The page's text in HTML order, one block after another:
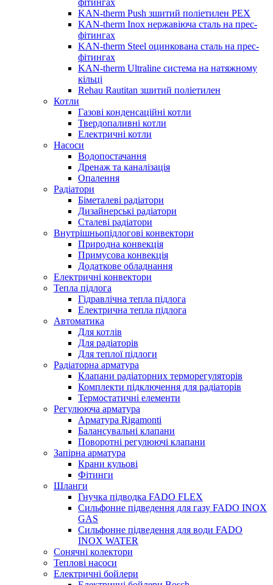
фітингах
KAN-therm Push зшитий поліетилен PEX
KAN-therm Inox нержавіюча сталь на прес-
фітингах
KAN-therm Steel оцинкована сталь на прес-
фітингах
KAN-therm Ultraline система на натяжному
кільці
Rehau Rautitan зшитий поліетилен
Котли
Газові конденсаційні котли
Твердопаливні котли
Електричні котли
Насоси
Водопостачання
Дренаж та каналізація
Опалення
Радіатори
Біметалеві радіатори
Дизайнерські радіатори
Сталеві радіатори
Внутрішньопідлогові конвектори
Природна конвекція
Примусова конвекція
Додаткове обладнання
Електричні конвектори
Тепла підлога
Гідравлічна тепла підлога
Електрична тепла підлога
Автоматика
Для котлів
Для радіаторів
Для теплої підлоги
Радіаторна арматура
Клапани радіаторних терморегуляторів
Комплекти підключення для радіаторів
Термостатичні елементи
Регулююча арматура
Арматура Rigamonti
Балансувальні клапани
Поворотні регулюючі клапани
Запірна арматура
Крани кульові
Фітинги
Шланги
Гнучка підводка FADO FLEX
Сильфонне підведення для газу FADO INOX
GAS
Сильфонне підведення для води FADO
INOX WATER
Сонячні колектори
Теплові насоси
Електричні бойлери